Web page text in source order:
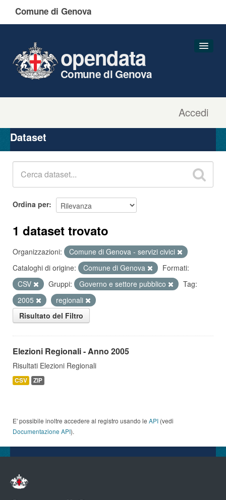
Comune di Genova
Accedi
opendata
Comune di Genova
Organizzazioni
Gruppi
Dataset
Ordina per
1 dataset trovato
Organizzazioni:
Comune di Genova - servizi civici
Cataloghi di origine:
Comune di Genova
Formati:
CSV
Gruppi: Governo e settore pubblico
Tag:
2005
regionali
Risultato del Filtro
Elezioni Regionali - Anno 2005
Risultati Elezioni Regionali
CSV ZIP
E' possibile inoltre accedere al registro usando le API (vedi
Documentazione API).